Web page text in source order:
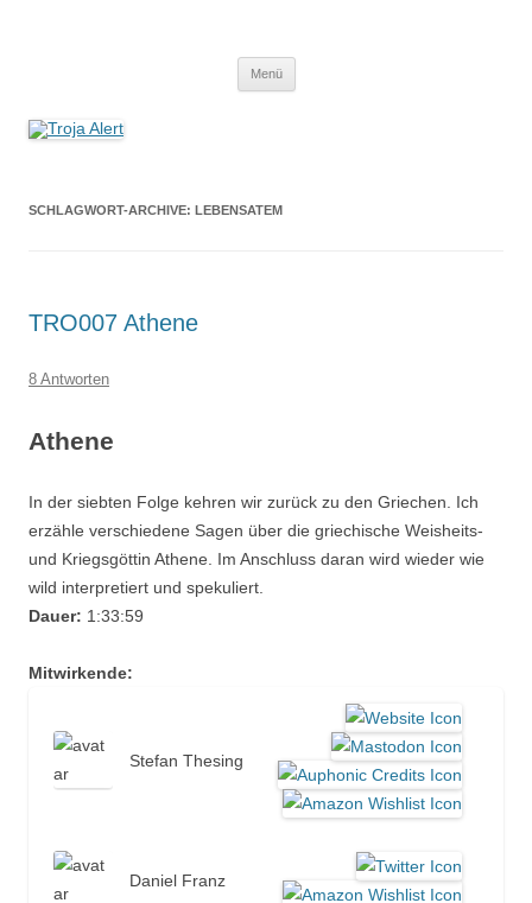
Menü
SCHLAGWORT-ARCHIVE: LEBENSATEM
TRO007 Athene
8 Antworten
Athene
In der siebten Folge kehren wir zurück zu den Griechen. Ich
erzähle verschiedene Sagen über die griechische Weisheits-
und Kriegsgöttin Athene. Im Anschluss daran wird wieder wie
wild interpretiert und spekuliert.
Dauer: 1:33:59
Mitwirkende:
Stefan Thesing
Daniel Franz